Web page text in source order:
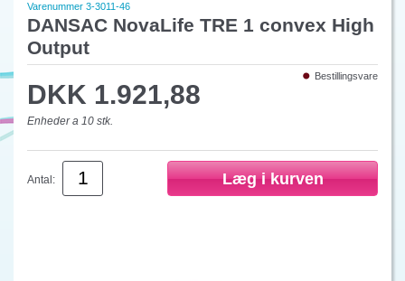
Varenummer 3-3011-46
DANSAC NovaLife TRE 1 convex High
Output
Bestillingsvare
DKK 1.921,88
Enheder a 10 stk.
Antal: